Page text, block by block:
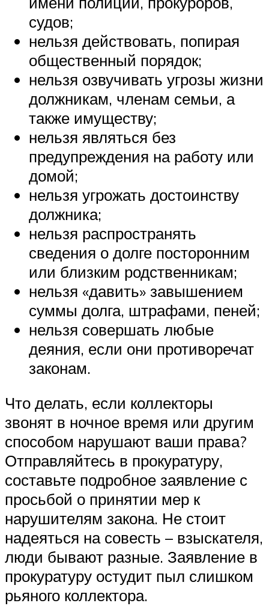
судов;
нельзя действовать, попирая
общественный порядок;
нельзя озвучивать угрозы жизни
должникам, членам семьи, а
также имуществу;
нельзя являться без
предупреждения на работу или
домой;
нельзя угрожать достоинству
должника;
нельзя распространять
сведения о долге посторонним
или близким родственникам;
нельзя «давить» завышением
суммы долга, штрафами, пеней;
нельзя совершать любые
деяния, если они противоречат
законам.
Что делать, если коллекторы
звонят в ночное время или другим
способом нарушают ваши права?
Отправляйтесь в прокуратуру,
составьте подробное заявление с
просьбой о принятии мер к
нарушителям закона. Не стоит
надеяться на совесть – взыскателя,
люди бывают разные. Заявление в
прокуратуру остудит пыл слишком
рьяного коллектора.